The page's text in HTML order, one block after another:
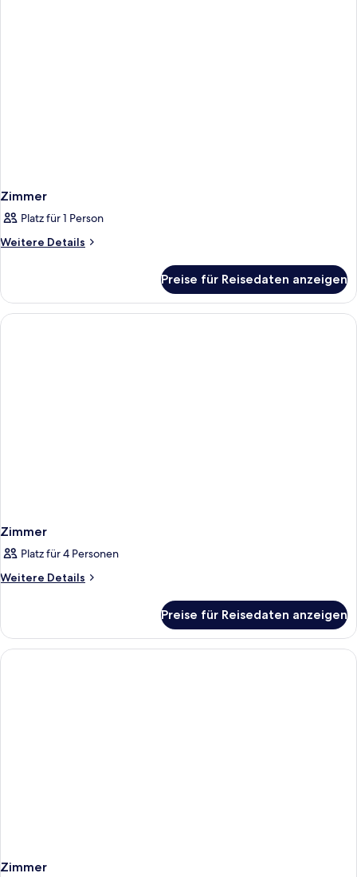
Zimmer
Platz für 1 Person
Weitere Details
Weitere
Preise für Reisedaten anzeigen
Zimmer
Platz für 4 Personen
Weitere Details
Weitere
Preise für Reisedaten anzeigen
Zimmer